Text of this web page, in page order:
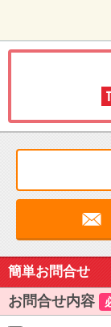
簡単お問合せ